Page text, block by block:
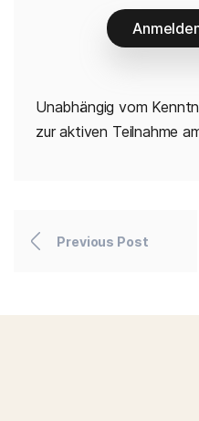
Unabhängig vom
zur aktiven Teilnahme
Previous Post